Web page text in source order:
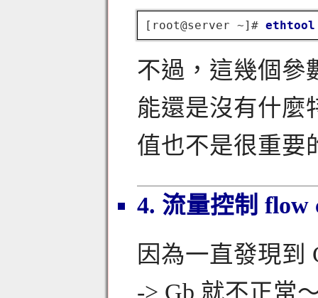
[root@server ~]# ethtool
不過，這幾個參
能還是沒有什麼
值也不是很重要
4. 流量控制
因為一直發現到
-> Gb 就不正常